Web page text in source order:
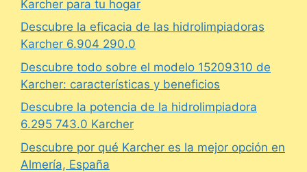
Karcher para tu hogar
Descubre la eficacia de las hidrolimpiadoras
Karcher 6.904 290.0
Descubre todo sobre el modelo 15209310 de
Karcher: características y beneficios
Descubre la potencia de la hidrolimpiadora
6.295 743.0 Karcher
Descubre por qué Karcher es la mejor opción en
Almería, España